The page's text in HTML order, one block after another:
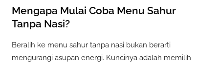
Mengapa Mulai Coba Menu Sahur
Tanpa Nasi?
Beralih ke menu sahur tanpa nasi bukan berarti
mengurangi asupan energi. Kuncinya adalah memilih